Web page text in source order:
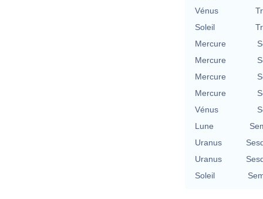
Vénus
Soleil
Mercure
Mercure
Mercure
Mercure
Vénus
Lune
Uranus
Uranus
Soleil